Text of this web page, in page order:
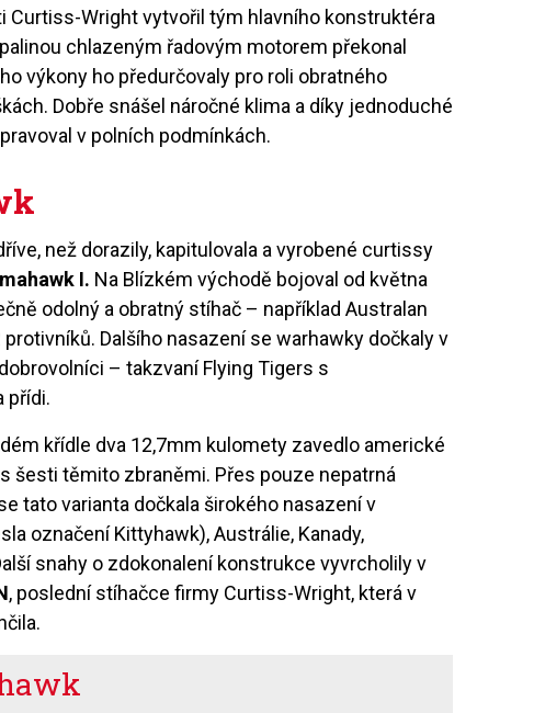
Curtiss-Wright vytvořil tým hlavního konstruktéra
chlazeným řadovým motorem překonal
výkony ho předurčovaly pro roli obratného
Dobře snášel náročné klima a díky jednoduché
v polních podmínkách.
než dorazily, kapitulovala a vyrobené curtissy
I. Na Blízkém východě bojoval od května
odolný a obratný stíhač – například Australan
Dalšího nasazení se warhawky dočkaly v
– takzvaní Flying Tigers s
přídi.
křídle dva 12,7mm kulomety zavedlo americké
s šesti těmito zbraněmi. Přes pouze nepatrná
tato varianta dočkala širokého nasazení v
označení Kittyhawk), Austrálie, Kanady,
snahy o zdokonalení konstrukce vyvrcholily v
, poslední stíhačce firmy Curtiss-Wright, která v